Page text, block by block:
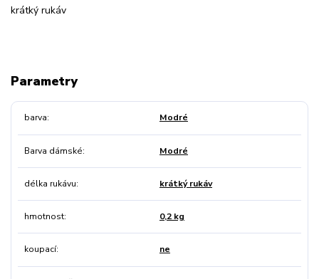
krátký rukáv
Parametry
barva Modré
Barva dámské Modré
délka rukávu krátký rukáv
hmotnost 0,2 kg
koupací ne